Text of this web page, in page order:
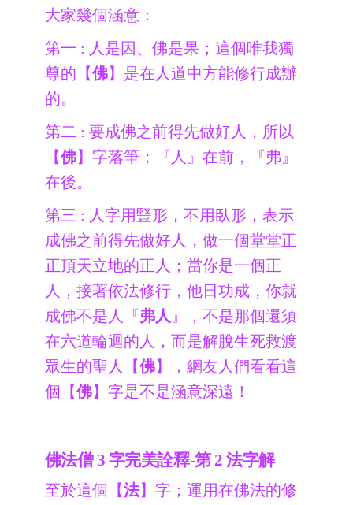
大家幾個涵意：
第一 : 人是因、佛是果；這個唯我獨
尊的【佛】是在人道中方能修行成辦
的。
第二 : 要成佛之前得先做好人，所以
【佛】字落筆；『人』在前，『弗』
在後。
第三 : 人字用豎形，不用臥形，表示
成佛之前得先做好人，做一個堂堂正
正頂天立地的正人；當你是一個正
人，接著依法修行，他日功成，你就
成佛不是人『弗人 』，不是那個還須
在六道輪迴的人，而是解脫生死救渡
眾生的聖人【佛】，網友人們看看這
個【佛】字是不是涵意深遠！
佛法僧 3 字完美詮釋-第 2 法字解
至於這個【法】字；運用在佛法的修